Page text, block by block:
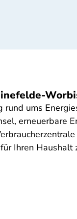
ums
erneuerbare
Ihren Haushalt